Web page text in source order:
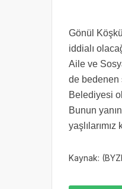
Gönül
iddialı
Aile ve
de bedenen
Belediyesi
Bunun
Kaynak: